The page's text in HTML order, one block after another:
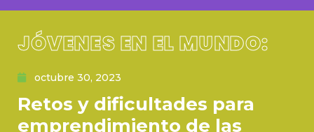
JÓVENES EN EL MUNDO:
octubre 30, 2023
Retos y dificultades para
emprendimiento de las